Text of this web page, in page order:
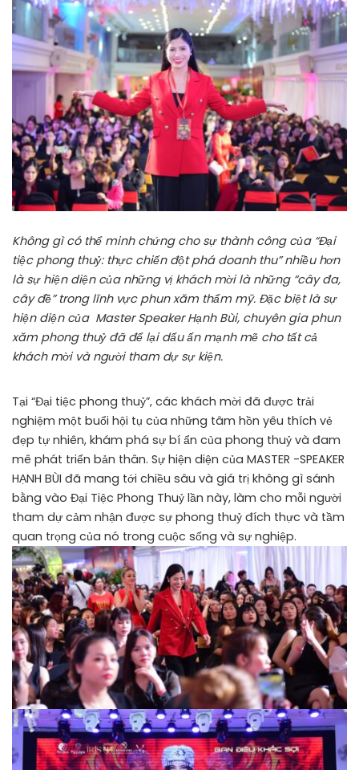
Không gì có thể minh chứng cho sự thành công của “Đại
tiệc phong thuỷ: thực chiến đột phá doanh thu”nhiều hơn
là sự hiện diện của nhữngvịkhách mời là những“cây đa,
cây đề”trong lĩnh vực phunxăm thẩm mỹ. Đặc biệt là sự
hiện diện của Master Speaker Hạnh Bùi, chuyên gia phun
xăm phong thuỷ đã để lại dấu ấn mạnh mẽ cho tất cả
khách mời và người tham dự sự kiện.
Tại “Đại tiệc phong thuỷ”, các khách mời đã được trải
nghiệm một buổi hội tụ của những tâm hồn yêu thích vẻ
đẹp tự nhiên, khám phá sự bí ẩn của phong thuỷ và đam
mê phát triển bản thân. Sự hiện diện của MASTER -SPEAKER
HẠNH BÙI đã mang tới chiều sâu và giá trị không gì sánh
bằng vào Đại Tiệc Phong Thuỷ lần này, làm cho mỗi người
tham dự cảm nhận được sự phong thuỷ đích thực và tầm
quan trọng của nó trong cuộc sống và sự nghiệp.